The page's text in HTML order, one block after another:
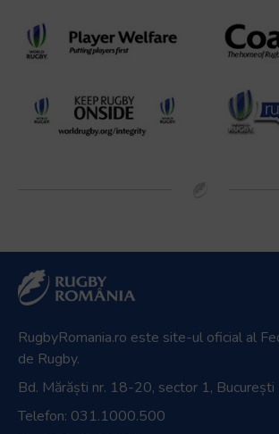
RugbyRomania.ro este site-ul oficial al
de Rugby.
Bd. Mărăști nr. 18-20, sector 1, București
Telefon: 031.1000.500